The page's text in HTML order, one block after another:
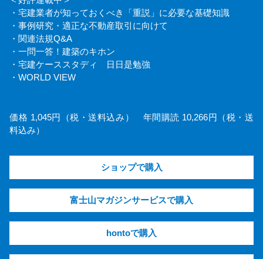
・宅建業者が知っておくべき「重説」に必要な基礎知識
・事例研究・適正な不動産取引に向けて
・関連法規Q&A
・一問一答！建築のキホン
・宅建ケーススタディ 日日是勉強
・WORLD VIEW
価格 1,045円（税・送料込み） 年間購読 10,266円（税・送
料込み）
ショップで購入
富士山マガジンサービスで購入
hontoで購入